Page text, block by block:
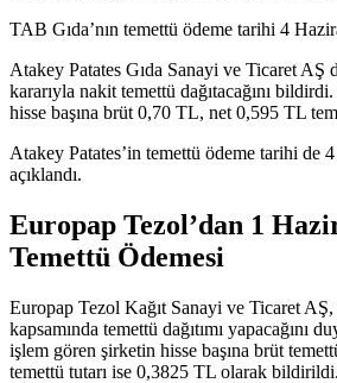
TAB Gıda’nın temettü ödeme tarihi 4
Atakey Patates Gıda Sanayi ve Ticaret AŞ
kararıyla nakit temettü dağıtacağını
hisse başına brüt 0,70 TL, net 0,595 TL
Atakey Patates’in temettü ödeme tarihi de
açıklandı.
Europap Tezol’dan 1
Temettü Ödemesi
Europap Tezol Kağıt Sanayi ve Ticaret
kapsamında temettü dağıtımı yapacağını
işlem gören şirketin hisse başına brüt
temettü tutarı ise 0,3825 TL olarak bildirildi.